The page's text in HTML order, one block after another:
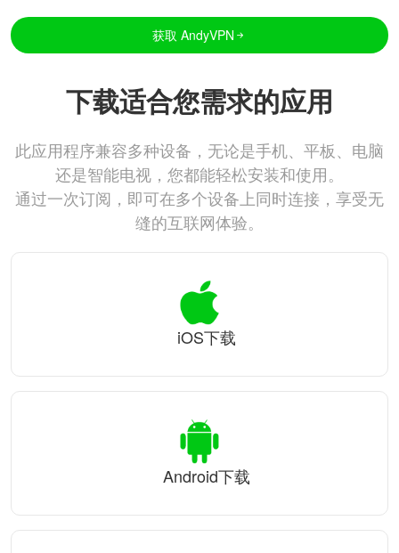
获取 AndyVPN
下载适合您需求的应用
此应用程序兼容多种设备，无论是手机、平板、电脑
还是智能电视，您都能轻松安装和使用。
通过一次订阅，即可在多个设备上同时连接，享受无
缝的互联网体验。
iOS下载
Android下载